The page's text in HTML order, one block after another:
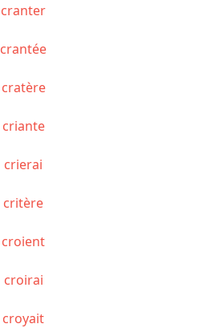
cranter
crantée
cratère
criante
crierai
critère
croient
croirai
croyait